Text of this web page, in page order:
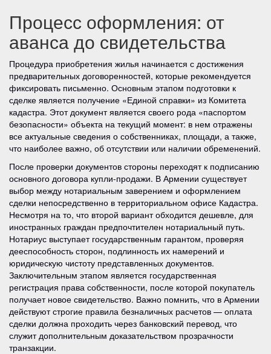
Процесс оформления: от
аванса до свидетельства
Процедура приобретения жилья начинается с достижения
предварительных договоренностей, которые рекомендуется
фиксировать письменно. Основным этапом подготовки к
сделке является получение «Единой справки» из Комитета
кадастра. Этот документ является своего рода «паспортом
безопасности» объекта на текущий момент: в нем отражены
все актуальные сведения о собственниках, площади, а также,
что наиболее важно, об отсутствии или наличии обременений.
После проверки документов стороны переходят к подписанию
основного договора купли-продажи. В Армении существует
выбор между нотариальным заверением и оформлением
сделки непосредственно в территориальном офисе Кадастра.
Несмотря на то, что второй вариант обходится дешевле, для
иностранных граждан предпочтителен нотариальный путь.
Нотариус выступает государственным гарантом, проверяя
дееспособность сторон, подлинность их намерений и
юридическую чистоту представленных документов.
Заключительным этапом является государственная
регистрация права собственности, после которой покупатель
получает новое свидетельство. Важно помнить, что в Армении
действуют строгие правила безналичных расчетов — оплата
сделки должна проходить через банковский перевод, что
служит дополнительным доказательством прозрачности
транзакции.